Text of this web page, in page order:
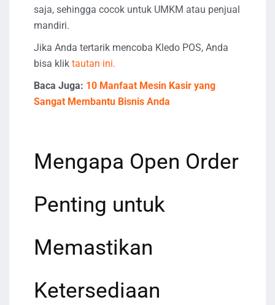
saja, sehingga cocok untuk UMKM atau penjual
mandiri.
Jika Anda tertarik mencoba Kledo POS, Anda
bisa klik tautan ini.
Baca Juga: 10 Manfaat Mesin Kasir yang
Sangat Membantu Bisnis Anda
Mengapa Open Order
Penting untuk
Memastikan
Ketersediaan